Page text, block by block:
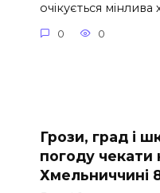
очікується мінлива
0 0
Грози, град і
погоду чекати
Хмельниччині